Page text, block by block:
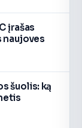
įrašas
naujoves
šuolis: ką